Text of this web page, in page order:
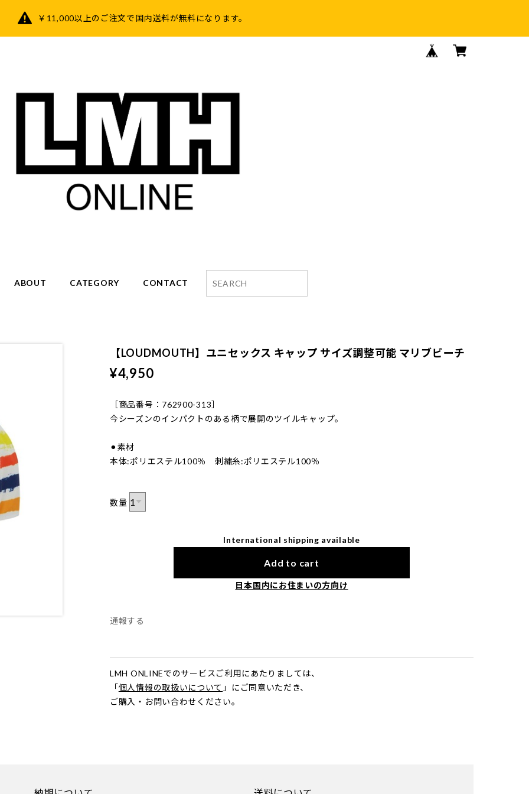
￥11,000以上のご注文で国内送料が無料になります。
ABOUT CATEGORY CONTACT
【LOUDMOUTH】ユニセックス キャップ サイズ調整可能 マリブビーチ
¥4,950
［商品番号：762900-313］
今シーズンのインパクトのある柄で展開のツイルキャップ。
⚫︎素材
本体:ポリエステル100％ 刺繍糸:ポリエステル100％
数量
International shipping available
Add to cart
日本国内にお住まいの方向け
通報する
LMH ONLINEでのサービスご利用にあたりましては、
「個人情報の取扱いについて 」にご同意いただき、
ご購入・お問い合わせください。